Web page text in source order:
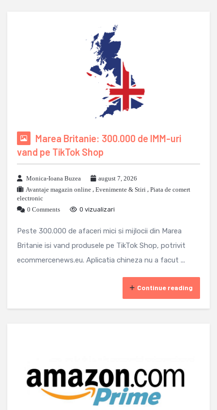
Marea Britanie: 300.000 de IMM-uri
vand pe TikTok Shop
Monica-Ioana Buzea
august 7, 2026
Avantaje magazin online , Evenimente & Stiri , Piata de comert
electronic
0 Comments
0 vizualizari
Peste 300.000 de afaceri mici si mijlocii din Marea
Britanie isi vand produsele pe TikTok Shop, potrivit
ecommercenews.eu. Aplicatia chineza nu a facut ...
Continue reading